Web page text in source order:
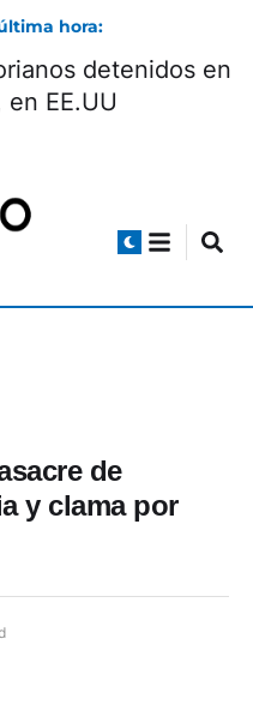
hora:
el exagente de
por el femicidio de
de
y clama por